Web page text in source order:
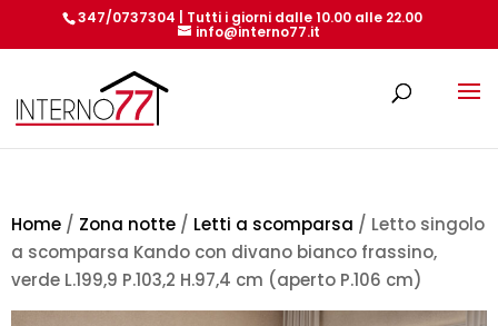
347/0737304 | Tutti i giorni dalle 10.00 alle 22.00
info@interno77.it
Home / Zona notte / Letti a scomparsa / Letto singolo
a scomparsa Kando con divano bianco frassino,
verde L.199,9 P.103,2 H.97,4 cm (aperto P.106 cm)